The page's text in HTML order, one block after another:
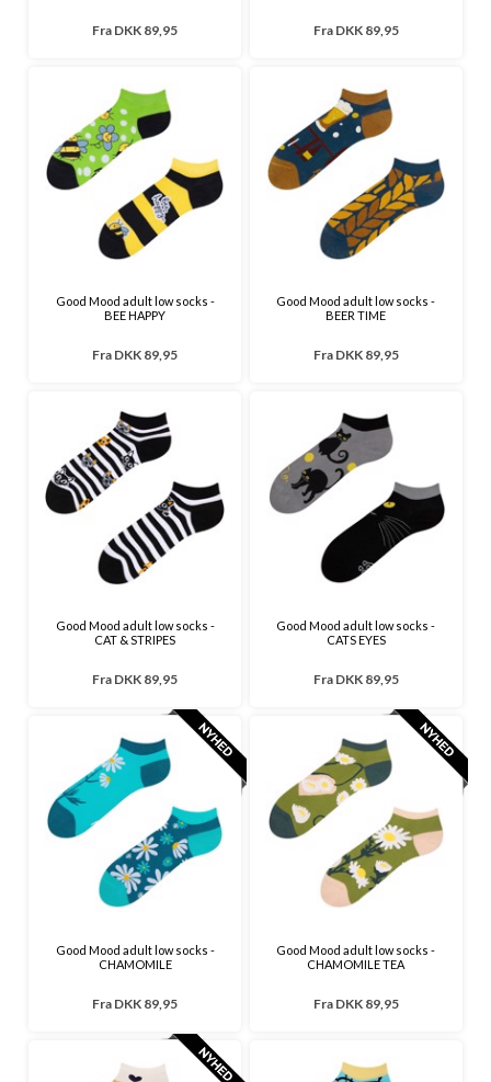
Fra DKK 89,95 Fra DKK 89,95
Good Mood adult low socks -
BEE HAPPY
Fra DKK 89,95
Good Mood adult low socks -
BEER TIME
Fra DKK 89,95
Good Mood adult low socks -
CAT & STRIPES
Fra DKK 89,95
Good Mood adult low socks -
CATS EYES
Fra DKK 89,95
Good Mood adult low socks -
CHAMOMILE
Fra DKK 89,95
Good Mood adult low socks -
CHAMOMILE TEA
Fra DKK 89,95